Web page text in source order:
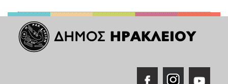
ΠΟΛΙΤΙΣΜΟΣ
ΑΝΘΕΚΤΙΚΗ